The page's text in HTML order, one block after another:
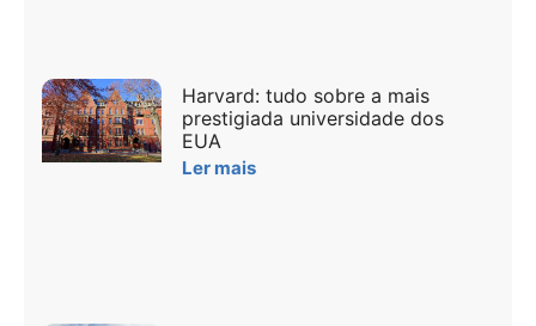
Harvard: tudo sobre a mais
prestigiada universidade dos
EUA
Ler mais